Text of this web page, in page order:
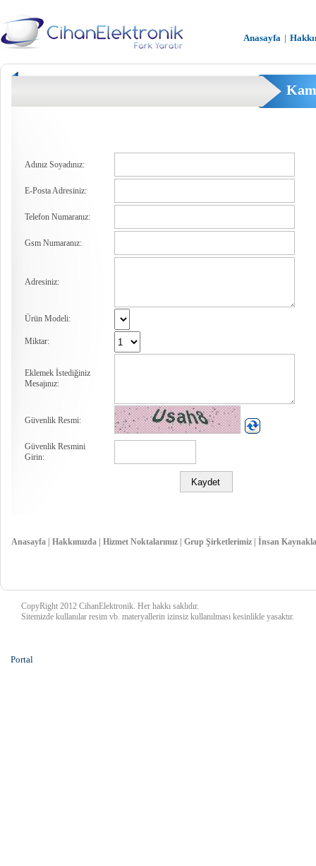
Anasayfa |
Adınız Soyadınız:
E-Posta Adresiniz:
Telefon Numaranız:
Gsm Numaranız:
Adresiniz:
Ürün Modeli:
Miktar:
Eklemek İstediğiniz
Mesajınız:
Güvenlik Resmi:
Güvenlik Resmini
Girin:
Anasayfa Hakkımızda Hizmet Noktalarımız Grup Şirketlerimiz İnsan
CopyRight 2012 CihanElektronik. Her hakkı saklıdır.
Sitemizde kullanılar resim vb. materyallerin izinsiz kullanılması kesinlikle yasaktır.
Portal